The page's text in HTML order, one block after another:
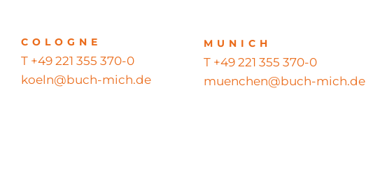
COLOGNE
T +49 221 355 370-0
koeln@buch-mich.de
MUNICH
T +49 221 355 370-0
muenchen@buch-mich.de